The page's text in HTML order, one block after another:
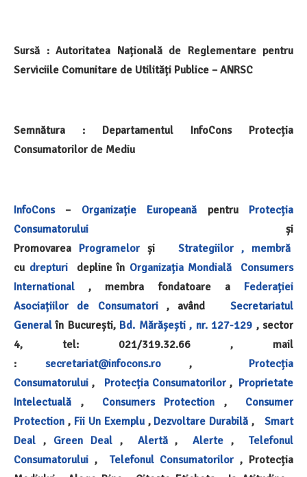
Sursă : Autoritatea Națională de Reglementare pentru
Serviciile Comunitare de Utilități Publice – ANRSC
Semnătura : Departamentul InfoCons Protecția
Consumatorilor de Mediu
InfoCons– Organizație Europeană pentru Protecția
Consumatorului și
Promovarea Programelor și Strategiilor , membră
cu drepturidepline în Organizația Mondială
Consumers
International , membra fondatoare a Federației
Asociațiilor de Consumatori, avândSecretariatul
General în București, Bd. Mărășești , nr. 127-129 , sector
4, tel: 021/319.32.66 , mail
: secretariat@infocons.ro, Protecția
Consumatorului , Protecția Consumatorilor, Proprietate
Intelectuală , Consumers Protection , Consumer
Protection , Fii Un Exemplu, Dezvoltare Durabilă ,Smart
Deal , Green Deal, Alertă, Alerte,
Telefonul
Consumatorului , Telefonul Consumatorilor , Protecția